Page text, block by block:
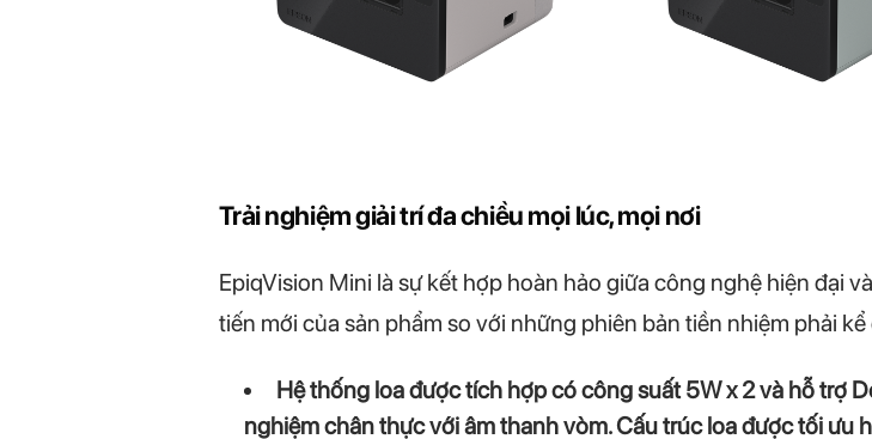
Trải nghiệm giải trí đa chiều mọi lúc, mọi nơi
EpiqVision Mini là sự kết hợp hoàn hảo giữa công nghệ hiện đại
tiến mới của sản phẩm so với những phiên bản tiền nhiệm phải kể
Hệ thống loa được tích hợp có công suất 5W x 2 và hỗ trợ
nghiệm chân thực với âm thanh vòm. Cấu trúc loa được tối ưu